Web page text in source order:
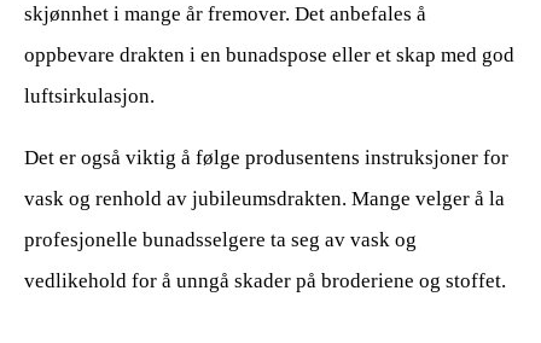
skjønnhet i mange år fremover. Det anbefales å
oppbevare drakten i en bunadspose eller et skap med god
luftsirkulasjon.
Det er også viktig å følge produsentens instruksjoner for
vask og renhold av jubileumsdrakten. Mange velger å la
profesjonelle bunadsselgere ta seg av vask og
vedlikehold for å unngå skader på broderiene og stoffet.